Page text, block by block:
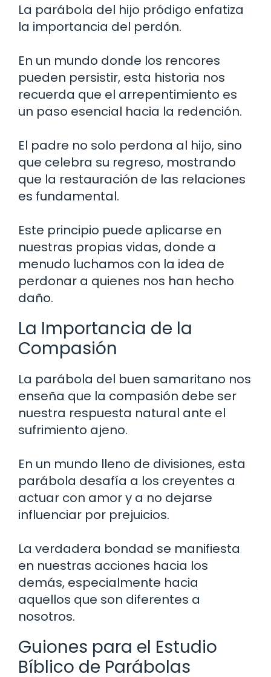
La parábola del hijo pródigo enfatiza
la importancia del perdón.
En un mundo donde los rencores
pueden persistir, esta historia nos
recuerda que el arrepentimiento es
un paso esencial hacia la redención.
El padre no solo perdona al hijo, sino
que celebra su regreso, mostrando
que la restauración de las relaciones
es fundamental.
Este principio puede aplicarse en
nuestras propias vidas, donde a
menudo luchamos con la idea de
perdonar a quienes nos han hecho
daño.
La Importancia de la
Compasión
La parábola del buen samaritano nos
enseña que la compasión debe ser
nuestra respuesta natural ante el
sufrimiento ajeno.
En un mundo lleno de divisiones, esta
parábola desafía a los creyentes a
actuar con amor y a no dejarse
influenciar por prejuicios.
La verdadera bondad se manifiesta
en nuestras acciones hacia los
demás, especialmente hacia
aquellos que son diferentes a
nosotros.
Guiones para el Estudio
Bíblico de Parábolas